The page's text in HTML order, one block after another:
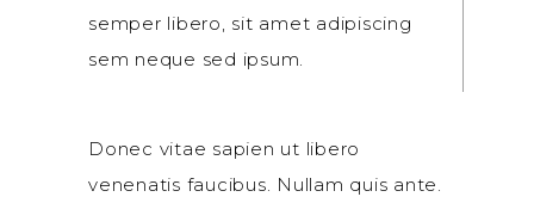
semper libero, sit amet adipiscing
sem neque sed ipsum.
Donec vitae sapien ut libero
venenatis faucibus. Nullam quis ante.